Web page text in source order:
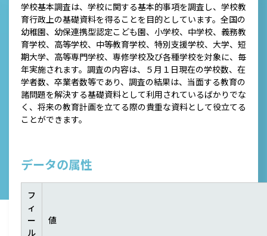
学校基本調査は、学校に関する基本的事項を調査し、学校教
育行政上の基礎資料を得ることを目的としています。全国の
幼稚園、幼保連携型認定こども園、小学校、中学校、義務教
育学校、高等学校、中等教育学校、特別支援学校、大学、短
期大学、高等専門学校、専修学校及び各種学校を対象に、毎
年実施されます。調査の内容は、５月１日現在の学校数、在
学者数、卒業者数等であり、調査の結果は、当面する教育の
諸問題を解決する基礎資料として利用されているばかりでな
く、将来の教育計画を立てる際の貴重な資料として役立てる
ことができます。
データの属性
フ
ィ
ー
ル
値